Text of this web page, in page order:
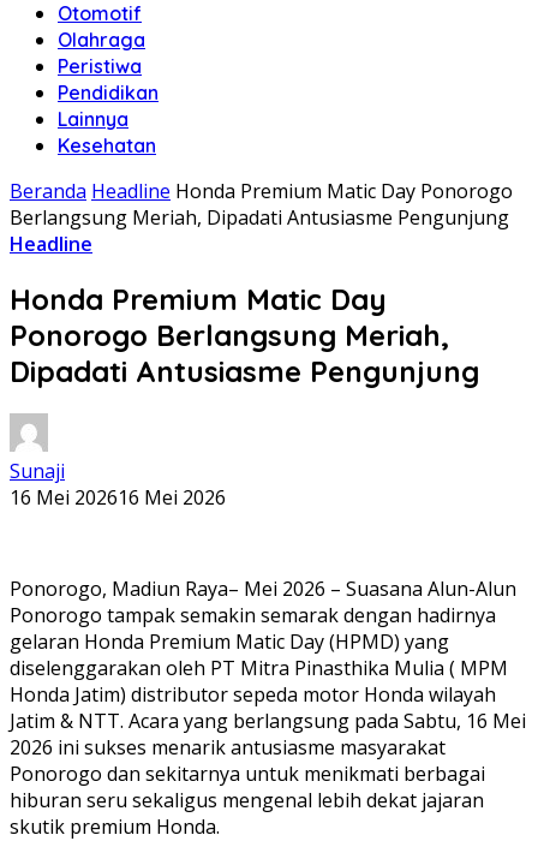
Otomotif
Olahraga
Peristiwa
Pendidikan
Lainnya
Kesehatan
Beranda Headline Honda Premium Matic Day Ponorogo
Berlangsung Meriah, Dipadati Antusiasme Pengunjung
Headline
Honda Premium Matic Day
Ponorogo Berlangsung Meriah,
Dipadati Antusiasme Pengunjung
Sunaji
16 Mei 202616 Mei 2026
Ponorogo, Madiun Raya– Mei 2026 – Suasana Alun-Alun
Ponorogo tampak semakin semarak dengan hadirnya
gelaran Honda Premium Matic Day (HPMD) yang
diselenggarakan oleh PT Mitra Pinasthika Mulia ( MPM
Honda Jatim) distributor sepeda motor Honda wilayah
Jatim & NTT. Acara yang berlangsung pada Sabtu, 16 Mei
2026 ini sukses menarik antusiasme masyarakat
Ponorogo dan sekitarnya untuk menikmati berbagai
hiburan seru sekaligus mengenal lebih dekat jajaran
skutik premium Honda.